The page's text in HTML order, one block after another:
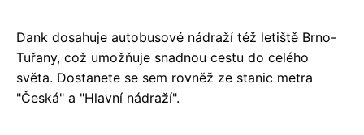
Dank dosahuje autobusové nádraží též letiště Brno-
Tuřany, což umožňuje snadnou cestu do celého
světa. Dostanete se sem rovněž ze stanic metra
"Česká" a "Hlavní nádraží".